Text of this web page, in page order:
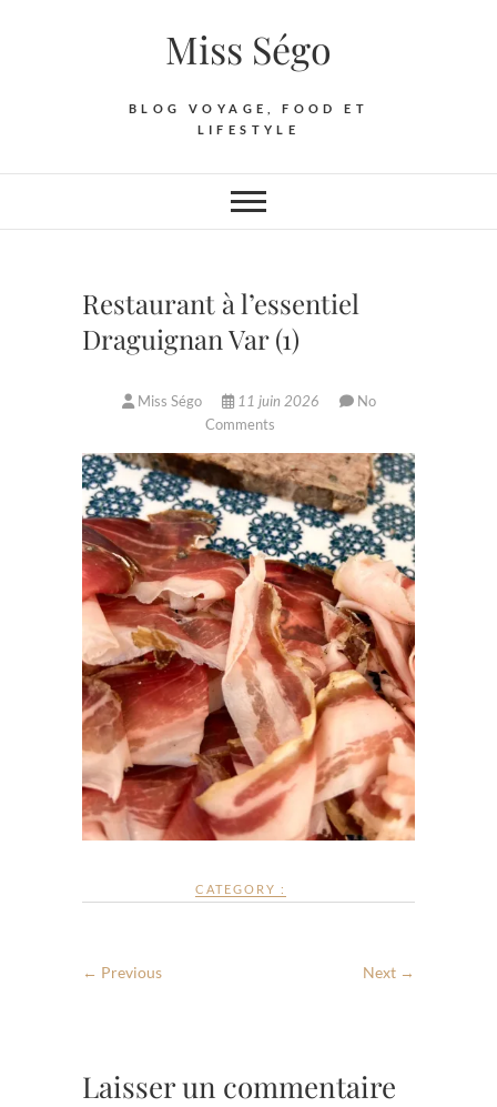
Miss Ségo
BLOG VOYAGE, FOOD ET
LIFESTYLE
Restaurant à l’essentiel
Draguignan Var (1)
Miss Ségo 11 juin 2026
No
Comments
CATEGORY :
← Previous Next →
Laisser un commentaire